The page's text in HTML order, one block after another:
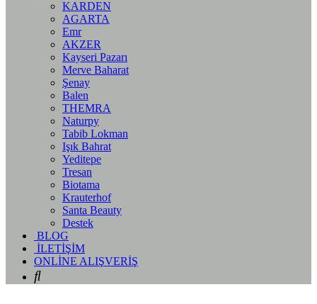
KARDEN
AGARTA
Emr
AKZER
Kayseri Pazarı
Merve Baharat
Şenay
Balen
THEMRA
Naturpy
Tabib Lokman
Işık Bahrat
Yeditepe
Tresan
Biotama
Krauterhof
Santa Beauty
Destek
BLOG
İLETİŞİM
ONLİNE ALIŞVERİŞ